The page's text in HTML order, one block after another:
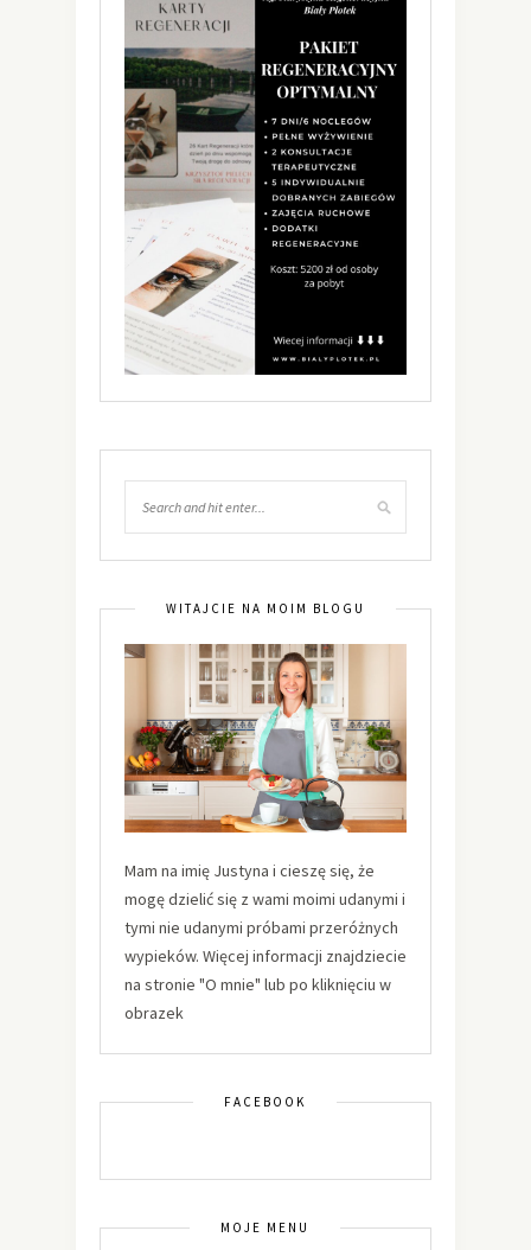
WITAJCIE NA MOIM BLOGU
Mam na imię Justyna i cieszę się, że
mogę dzielić się z wami moimi udanymi i
tymi nie udanymi próbami przeróżnych
wypieków. Więcej informacji znajdziecie
na stronie "O mnie" lub po kliknięciu w
obrazek
FACEBOOK
MOJE MENU